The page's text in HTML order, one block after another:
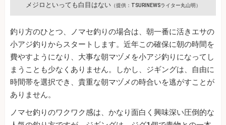
メジロといっても白目はない（提供：TSURINEWSライター丸山明）
釣り方のひとつ、ノマセ釣りの場合は、朝一番に活きエサの
小アジ釣りからスタートします。近年この確保に朝の時間を
費やすようになり、大事な朝マヅメを小アジ釣りになってし
まうことも少なくありません。しかし、ジギングは、自由に
時間帯を選択でき、貴重な朝マヅメの時合いを逃がすことが
ありません。
ノマセ釣りのワクワク感は、かなり面白く興味深い圧倒的な